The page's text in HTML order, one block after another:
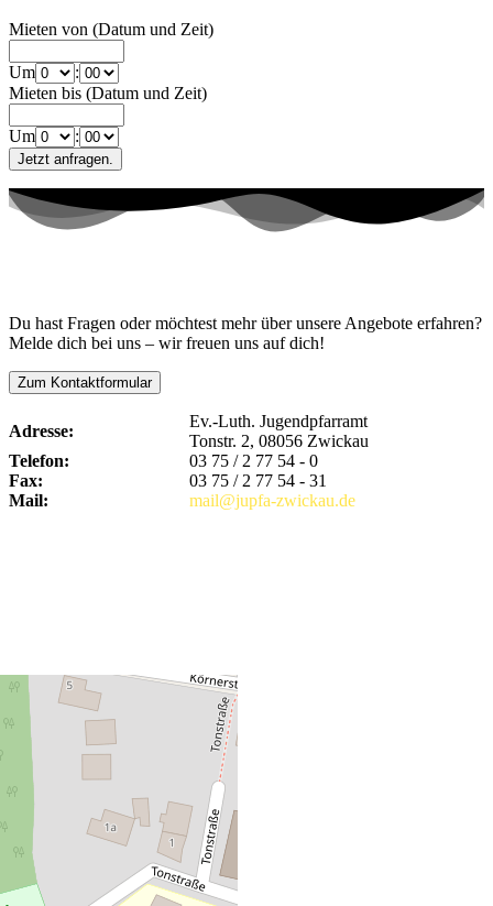
Mieten von (Datum und Zeit)
Um
:
Mieten bis (Datum und Zeit)
Um :
Du hast Fragen oder möchtest mehr über unsere Angebote erfahren?
Melde dich bei uns – wir freuen uns auf dich!
Zum Kontaktformular
Adresse:
Ev.-Luth. Jugendpfarramt
Tonstr. 2, 08056 Zwickau
Telefon:
03 75 / 2 77 54 - 0
Fax:
03 75 / 2 77 54 - 31
Mail:
mail@jupfa-zwickau.de